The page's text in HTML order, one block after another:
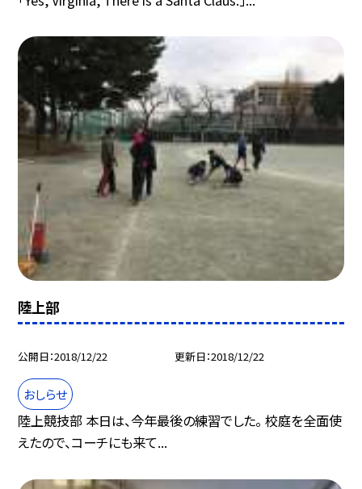
陸上部
公開日 2018/12/22 更新日 2018/12/22
おしらせ
陸上競技部 本日は、今年最後の練習でした。 校庭を全面使
えたので、コーチにも来て...